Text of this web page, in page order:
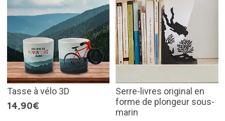
Tasse à vélo 3D
14,90€
Serre-livres original en
forme de plongeur sous-
marin